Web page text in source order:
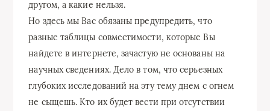
другом, а какие нельзя.
Но здесь мы Вас обязаны предупредить, что
разные таблицы совместимости, которые Вы
найдете в интернете, зачастую не основаны на
научных сведениях. Дело в том, что серьезных
глубоких исследований на эту тему днем с огнем
не сыщешь. Кто их будет вести при отсутствии